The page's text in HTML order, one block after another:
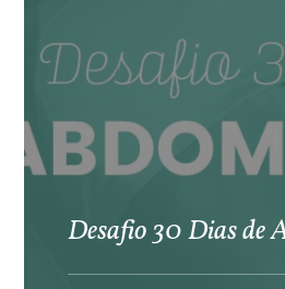
Desafio 30 Dias de